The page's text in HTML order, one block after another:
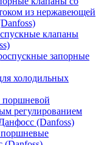
из нержавеющей
клапаны
запорные
холодильных
регулированием
(Danfoss)